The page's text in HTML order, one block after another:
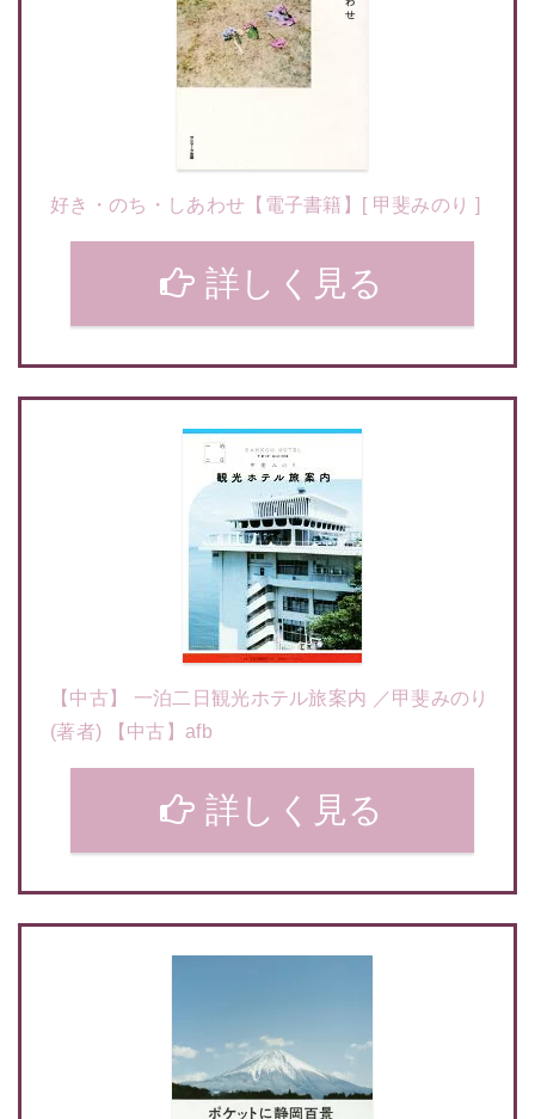
好き・のち・しあわせ【電子書籍】[ 甲斐みのり ]
詳しく見る
【中古】 一泊二日観光ホテル旅案内 ／甲斐みのり
(著者) 【中古】afb
詳しく見る